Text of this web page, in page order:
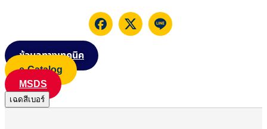
ข้อมูลทางเทคนิค
e-Catalog
MSDS
เฉดสีเบอร์